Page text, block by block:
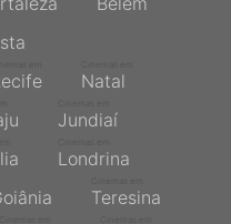
Natal
Jundiaí
Londrina
Teresina